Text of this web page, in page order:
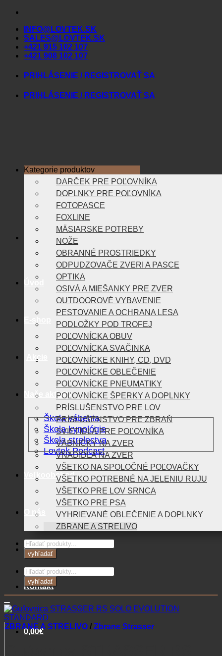
Skip
contentINFO@LOVTEK.SK
SALES@LOVTEK.SK
+421 915 102 107
+421 908 102 107
PRIHLÁSENIE / REGISTROVAŤ SA
PRIHLÁSENIE / REGISTROVAŤ SA
Akcie
Naše aktivity
Škola vábenia
Škola kynológie
Škola strelectva
Lovtek Podcast
Veľkoobchod
O nás
Blog
Kontakt
0,00€
Kategorie produktov
DARČEK PRE POĽOVNÍKA
DOPLNKY PRE POĽOVNÍKA
FOTOPASCE
FOXLINE
MÄSIARSKE POTREBY
NOŽE
OBRANNÉ PROSTRIEDKY
ODPUDZOVAČE ZVERI A PASCE
OPTIKA
OSIVÁ A MIEŠANKY PRE ZVER
OUTDOOROVÉ VYBAVENIE
PESTOVANIE A OCHRANA LESA
PODLOŽKY POD TROFEJ
POĽOVNÍCKA OBUV
POĽOVNÍCKA SVAČINKA
POĽOVNÍCKE KNIHY, CD, DVD
POĽOVNÍCKE OBLEČENIE
POĽOVNÍCKE PNEUMATIKY
POĽOVNÍCKE ŠPERKY A DOPLNKY
PRÍSLUŠENSTVO PRE LOV
PRÍSLUŠENSTVO PRE ZBRAŇ
SVIETIDLÁ PRE POĽOVNÍKA
VÁBNIČKY NA ZVER
VNADIDLÁ NA ZVER
VŠETKO NA SPOLOČNÉ POĽOVAČKY
VŠETKO POTREBNÉ NA JELENIU RUJU
VŠETKO PRE LOV SRNCA
VŠETKO PRE PSA
VYHRIEVANÉ OBLEČENIE A DOPLNKY
ZBRANE A STRELIVO
Products
search
vyhľadať
Products
search
vyhľadať
ZBRANE A STRELIVO / Zbrane Strasser